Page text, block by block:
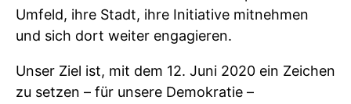
Umfeld, ihre Stadt, ihre Initiative mitnehmen
und sich dort weiter engagieren.
Unser Ziel ist, mit dem 12. Juni 2020 ein Zeichen
zu setzen – für unsere Demokratie –